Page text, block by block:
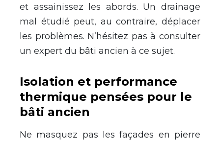
et assainissez les abords. Un drainage
mal étudié peut, au contraire, déplacer
les problèmes. N’hésitez pas à consulter
un expert du bâti ancien à ce sujet.
Isolation et performance
thermique pensées pour le
bâti ancien
Ne masquez pas les façades en pierre